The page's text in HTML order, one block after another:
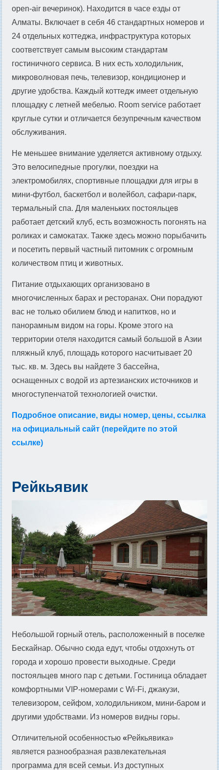
open-air вечеринок). Находится в часе езды от
Алматы. Включает в себя 46 стандартных номеров и
24 отдельных коттеджа, инфраструктура которых
соответствует самым высоким стандартам
гостиничного сервиса. В них есть холодильник,
микроволновая печь, телевизор, кондиционер и
другие удобства. Каждый коттедж имеет отдельную
площадку с летней мебелью. Room service работает
круглые сутки и отличается безупречным качеством
обслуживания.
Не меньшее внимание уделяется активному отдыху.
Это велосипедные прогулки, поездки на
электромобилях, спортивные площадки для игры в
мини-футбол, баскетбол и волейбол, сафари-парк,
термальный спа. Для маленьких постояльцев
работает детский клуб, есть возможность погонять на
роликах и самокатах. Также здесь можно порыбачить
и посетить первый частный питомник с огромным
количеством птиц и животных.
Питание отдыхающих организовано в
многочисленных барах и ресторанах. Они порадуют
вас не только обилием блюд и напитков, но и
панорамным видом на горы. Кроме этого на
территории отеля находится самый большой в Азии
пляжный клуб, площадь которого насчитывает 20
тыс. кв. м. Здесь вы найдете 3 бассейна,
оснащенных с водой из артезианских источников и
многоступенчатой технологией очистки.
Подробное описание, виды номер, цены, ссылка
на официальный сайт (перейдите по этой
ссылке)
Рейкьявик
Небольшой горный отель, расположенный в поселке
Бескайнар. Обычно сюда едут, чтобы отдохнуть от
города и хорошо провести выходные. Среди
постояльцев много пар с детьми. Гостиница обладает
комфортными VIP-номерами с Wi-Fi, джакузи,
телевизором, сейфом, холодильником, мини-баром и
другими удобствами. Из номеров видны горы.
Отличительной особенностью «Рейкьявика»
является разнообразная развлекательная
программа для всей семьи. Из доступных